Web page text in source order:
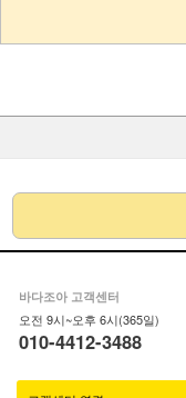
바다조아 고객센터
오전 9시~오후 6시(365일)
010-4412-3488